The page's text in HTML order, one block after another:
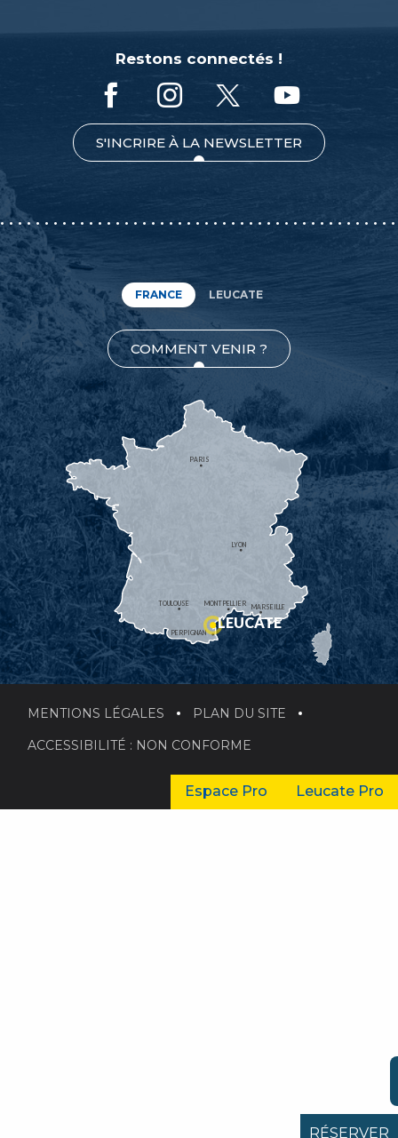
Restons connectés !
S'INCRIRE À LA NEWSLETTER
FRANCE LEUCATE
COMMENT VENIR ?
MONTPELLIER
PERPIGNAN
MARSEILLE
TOULOUSE
LYON
PARIS
LEUCATE
MENTIONS LÉGALES PLAN DU SITE
ACCESSIBILITÉ : NON CONFORME
Espace Pro Leucate Pro
RÉSERVER